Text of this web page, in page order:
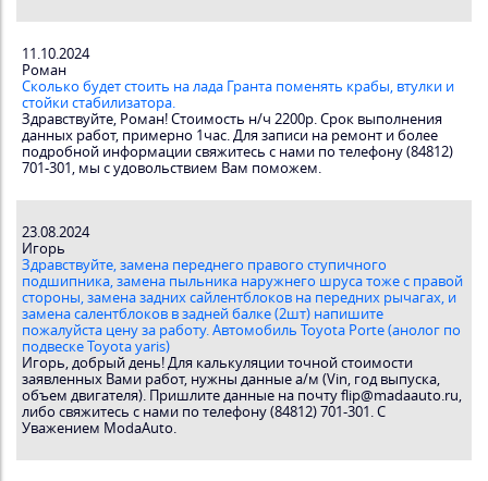
11.10.2024
Роман
Сколько будет стоить на лада Гранта поменять крабы, втулки и
стойки стабилизатора.
Здравствуйте, Роман! Стоимость н/ч 2200р. Срок выполнения
данных работ, примерно 1час. Для записи на ремонт и более
подробной информации свяжитесь с нами по телефону (84812)
701-301, мы с удовольствием Вам поможем.
23.08.2024
Игорь
Здравствуйте, замена переднего правого ступичного
подшипника, замена пыльника наружнего шруса тоже с правой
стороны, замена задних сайлентблоков на передних рычагах, и
замена салентблоков в задней балке (2шт) напишите
пожалуйста цену за работу. Автомобиль Toyota Porte (анолог по
подвеске Toyota yaris)
Игорь, добрый день! Для калькуляции точной стоимости
заявленных Вами работ, нужны данные а/м (Vin, год выпуска,
объем двигателя). Пришлите данные на почту flip@madaauto.ru,
либо свяжитесь с нами по телефону (84812) 701-301. С
Уважением ModaAuto.